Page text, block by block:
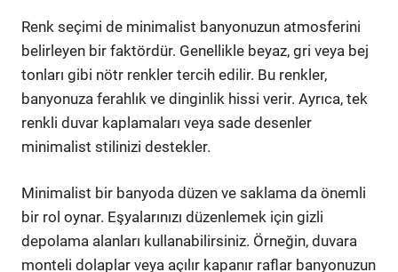
Renk seçimi de minimalist banyonuzun atmosferini
belirleyen bir faktördür. Genellikle beyaz, gri veya bej
tonları gibi nötr renkler tercih edilir. Bu renkler,
banyonuza ferahlık ve dinginlik hissi verir. Ayrıca, tek
renkli duvar kaplamaları veya sade desenler
minimalist stilinizi destekler.
Minimalist bir banyoda düzen ve saklama da önemli
bir rol oynar. Eşyalarınızı düzenlemek için gizli
depolama alanları kullanabilirsiniz. Örneğin, duvara
monteli dolaplar veya açılır kapanır raflar banyonuzun